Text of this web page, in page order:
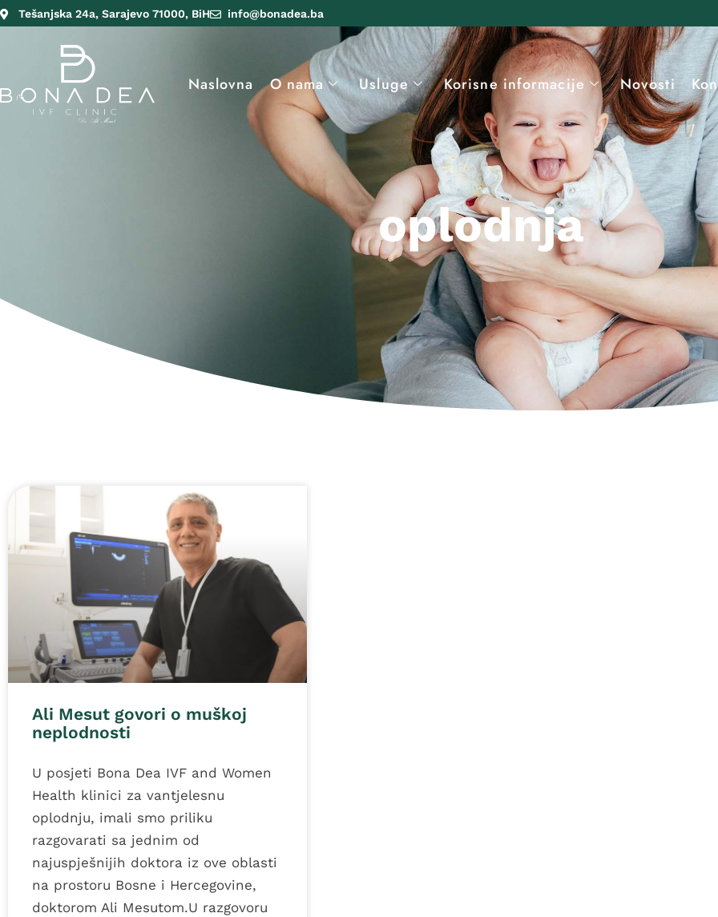
Tešanjska 24a, Sarajevo 71000, BiH info@bonadea.ba
Naslovna O nama Usluge Korisne informacije Novosti
oplodnja
Ali Mesut govori o muškoj
neplodnosti
U posjeti Bona Dea IVF and Women
Health klinici za vantjelesnu
oplodnju, imali smo priliku
razgovarati sa jednim od
najuspješnijih doktora iz ove oblasti
na prostoru Bosne i Hercegovine,
doktorom Ali Mesutom.U razgovoru